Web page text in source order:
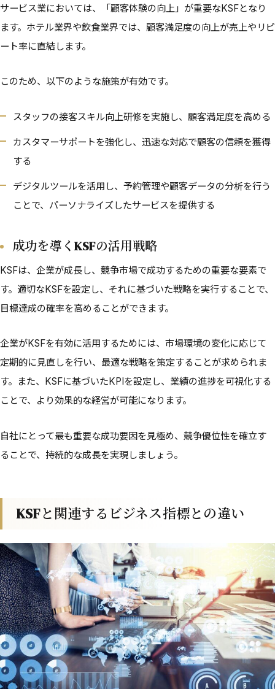
サービス業においては、「顧客体験の向上」が重要なKSFとなり
ます。ホテル業界や飲食業界では、顧客満足度の向上が売上やリピ
ート率に直結します。
このため、以下のような施策が有効です。
スタッフの接客スキル向上研修を実施し、顧客満足度を高める
カスタマーサポートを強化し、迅速な対応で顧客の信頼を獲得
する
デジタルツールを活用し、予約管理や顧客データの分析を行う
ことで、パーソナライズしたサービスを提供する
成功を導くKSFの活用戦略
KSFは、企業が成長し、競争市場で成功するための重要な要素で
す。適切なKSFを設定し、それに基づいた戦略を実行することで、
目標達成の確率を高めることができます。
企業がKSFを有効に活用するためには、市場環境の変化に応じて
定期的に見直しを行い、最適な戦略を策定することが求められま
す。また、KSFに基づいたKPIを設定し、業績の進捗を可視化する
ことで、より効果的な経営が可能になります。
自社にとって最も重要な成功要因を見極め、競争優位性を確立す
ることで、持続的な成長を実現しましょう。
KSFと関連するビジネス指標との違い